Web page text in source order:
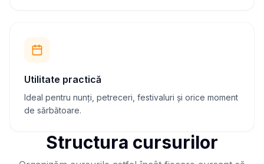
Utilitate practică
Ideal pentru nunți, petreceri, festivaluri și orice moment
de sărbătoare.
Structura cursurilor